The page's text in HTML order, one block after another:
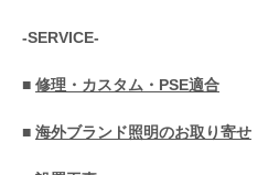
-SERVICE-
■ 修理・カスタム・PSE適合
■ 海外ブランド照明のお取り寄せ